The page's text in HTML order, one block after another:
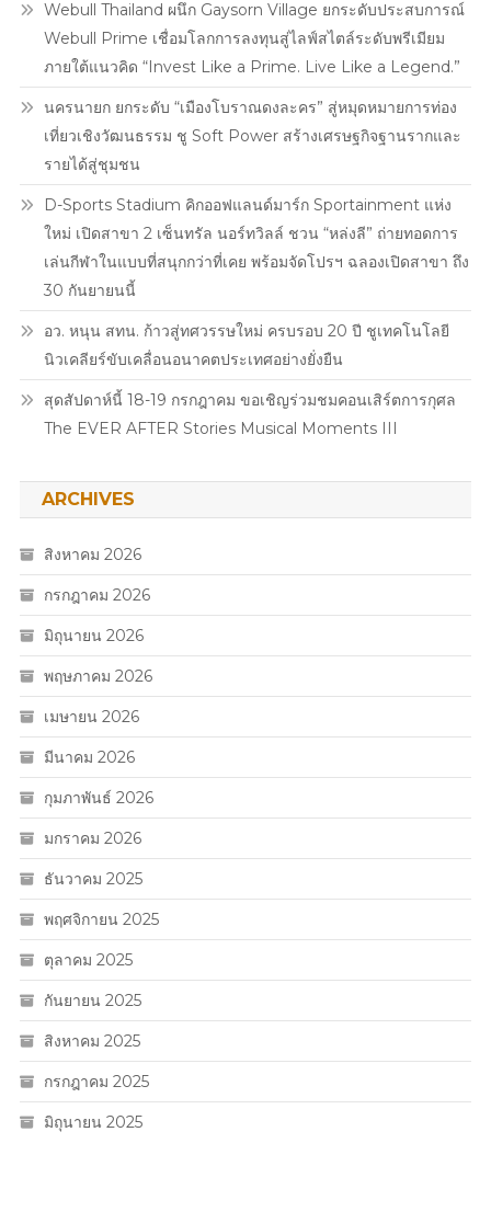
Webull Thailand ผนึก Gaysorn Village ยกระดับประสบการณ์
Webull Prime เชื่อมโลกการลงทุนสู่ไลฟ์สไตล์ระดับพรีเมียม
ภายใต้แนวคิด “Invest Like a Prime. Live Like a Legend.”
นครนายก ยกระดับ “เมืองโบราณดงละคร” สู่หมุดหมายการท่อง
เที่ยวเชิงวัฒนธรรม ชู Soft Power สร้างเศรษฐกิจฐานรากและ
รายได้สู่ชุมชน
D-Sports Stadium คิกออฟแลนด์มาร์ก Sportainment แห่ง
ใหม่ เปิดสาขา 2 เซ็นทรัล นอร์ทวิลล์ ชวน “หล่งลี” ถ่ายทอดการ
เล่นกีฬาในแบบที่สนุกกว่าที่เคย พร้อมจัดโปรฯ ฉลองเปิดสาขา ถึง
30 กันยายนนี้
อว. หนุน สทน. ก้าวสู่ทศวรรษใหม่ ครบรอบ 20 ปี ชูเทคโนโลยี
นิวเคลียร์ขับเคลื่อนอนาคตประเทศอย่างยั่งยืน
สุดสัปดาห์นี้ 18-19 กรกฎาคม ขอเชิญร่วมชมคอนเสิร์ตการกุศล
The EVER AFTER Stories Musical Moments III
ARCHIVES
สิงหาคม 2026
กรกฎาคม 2026
มิถุนายน 2026
พฤษภาคม 2026
เมษายน 2026
มีนาคม 2026
กุมภาพันธ์ 2026
มกราคม 2026
ธันวาคม 2025
พฤศจิกายน 2025
ตุลาคม 2025
กันยายน 2025
สิงหาคม 2025
กรกฎาคม 2025
มิถุนายน 2025